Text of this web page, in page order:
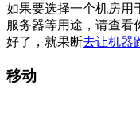
如果要选择一个机房用
服务器等用途，请查看
好了，就果断去让机器
移动